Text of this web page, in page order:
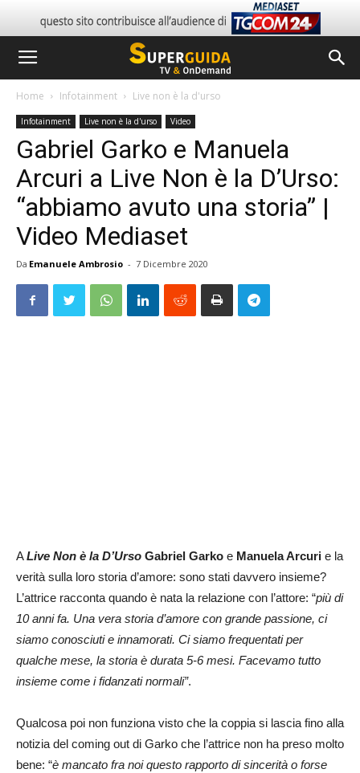
Home Infotainment Live non è la d'urso
Infotainment Live non è la d'urso Video
Gabriel Garko e Manuela
Arcuri a Live Non è la D’Urso:
“abbiamo avuto una storia” |
Video Mediaset
Da Emanuele Ambrosio - 7 Dicembre 2020
ALive Non è la D’Urso Gabriel Garko e Manuela Arcuri e la
verità sulla loro storia d’amore: sono stati davvero insieme?
L’attrice racconta quando è nata la relazione con l’attore: “più di
10 anni fa. Una vera storia d’amore con grande passione, ci
siamo conosciuti e innamorati. Ci siamo frequentati per
qualche mese, la storia è durata 5-6 mesi. Facevamo tutto
insieme come i fidanzati normali”.
Qualcosa poi non funziona visto che la coppia si lascia fino alla
notizia del coming out di Garko che l’attrice non ha preso molto
bene: “è mancato fra noi questo rapporto di sincerità o forse